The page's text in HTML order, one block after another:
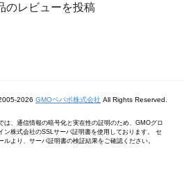
のレビューを投稿
2026 GMOペパボ株式会社 All Rights Reserved.
は、通信情報の暗号化と実在性の証明のため、GMOグロ
ン株式会社のSSLサーバ証明書を使用しております。 セ
ルより、サーバ証明書の検証結果をご確認ください。